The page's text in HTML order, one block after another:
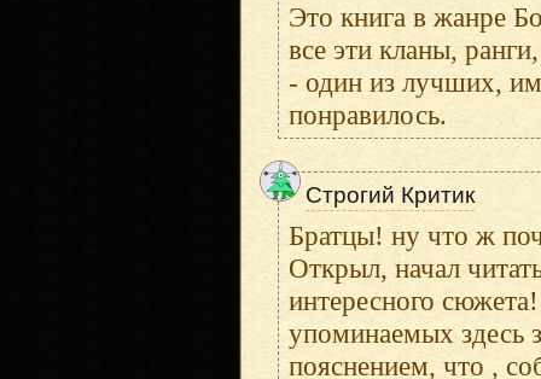
Это книга в жанре
все эти кланы,
- один из лучших,
понравилось.
Строгий Критик
Братцы! ну что ж
Открыл, начал
интересного
упоминаемых здесь
пояснением, что ,